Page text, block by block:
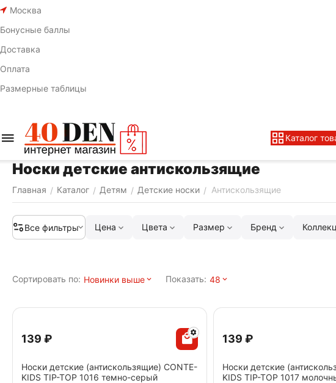
Москва
Бонусные баллы
Доставка
Оплата
Размерные таблицы
Каталог
Носки детские антискользящие
Главная / Каталог / Детям / Детские носки / Антискользящие
Все фильтры Цена Цвета Размер Бренд
Сортировать по: Новинки выше Показать: 48
‍139‍ ₽
Носки детские (антискользящие) CONTE-
KIDS TIP-TOP 1016 темно-серый
‍139‍ ₽
Носки детские
KIDS TIP-TOP 1017